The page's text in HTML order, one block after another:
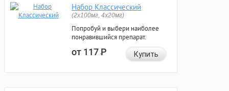
Набор Классический
(2x100мг, 4x20мг)
Попробуй и выбери наиболее
понравившийся препарат.
от 117Р Купить